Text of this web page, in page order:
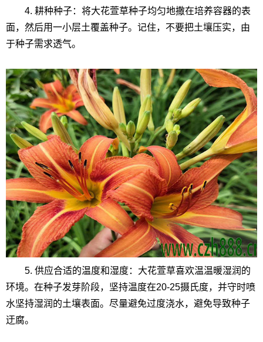
4. 耕种种子：将大花萱草种子均匀地撒在培养容器的表
面，然后用一小层土覆盖种子。记住，不要把土壤压实，由
于种子需求透气。
5. 供应合适的温度和湿度：大花萱草喜欢温温暖湿润的
环境。在种子发芽阶段，坚持温度在20-25摄氏度，并守时喷
水坚持湿润的土壤表面。尽量避免过度浇水，避免导致种子
迂腐。